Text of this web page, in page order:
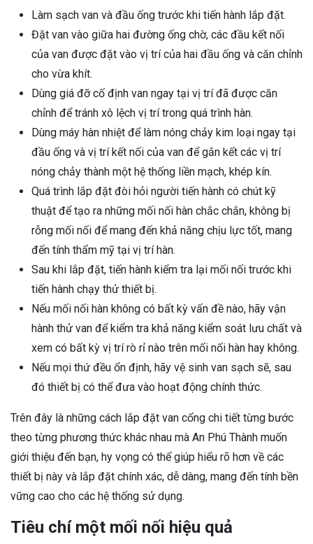
Làm sạch van và đầu ống trước khi tiến hành lắp đặt.
Đặt van vào giữa hai đường ống chờ, các đầu kết nối
của van được đặt vào vị trí của hai đầu ống và căn chỉnh
cho vừa khít.
Dùng giá đỡ cố định van ngay tại vị trí đã được căn
chỉnh để tránh xô lệch vị trí trong quá trình hàn.
Dùng máy hàn nhiệt để làm nóng chảy kim loại ngay tại
đầu ống và vị trí kết nối của van để gắn kết các vị trí
nóng chảy thành một hệ thống liền mạch, khép kín.
Quá trình lắp đặt đòi hỏi người tiến hành có chút kỹ
thuật để tạo ra những mối nối hàn chắc chắn, không bị
rỗng mối nối để mang đến khả năng chịu lực tốt, mang
đến tính thẩm mỹ tại vị trí hàn.
Sau khi lắp đặt, tiến hành kiểm tra lại mối nối trước khi
tiến hành chạy thử thiết bị.
Nếu mối nối hàn không có bất kỳ vấn đề nào, hãy vận
hành thử van để kiểm tra khả năng kiểm soát lưu chất và
xem có bất kỳ vị trí rò rỉ nào trên mối nối hàn hay không.
Nếu mọi thứ đều ổn định, hãy vệ sinh van sạch sẽ, sau
đó thiết bị có thể đưa vào hoạt động chính thức.
Trên đây là những cách lắp đặt van cổng chi tiết từng bước
theo từng phương thức khác nhau mà An Phú Thành muốn
giới thiệu đến bạn, hy vọng có thể giúp hiểu rõ hơn về các
thiết bị này và lắp đặt chính xác, dễ dàng, mang đến tính bền
vững cao cho các hệ thống sử dụng.
Tiêu chí một mối nối hiệu quả